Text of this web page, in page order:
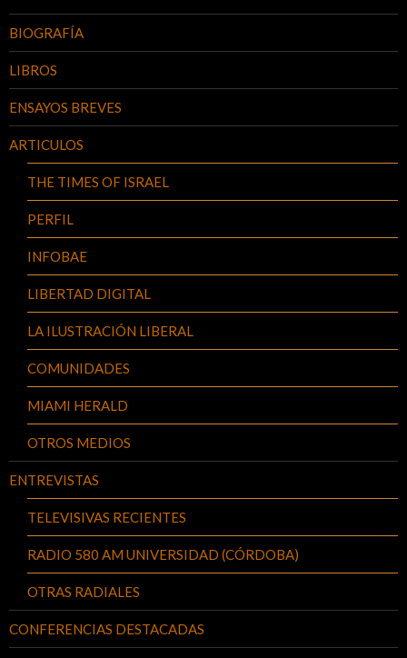
BIOGRAFÍA
LIBROS
ENSAYOS BREVES
ARTICULOS
THE TIMES OF ISRAEL
PERFIL
INFOBAE
LIBERTAD DIGITAL
LA ILUSTRACIÓN LIBERAL
COMUNIDADES
MIAMI HERALD
OTROS MEDIOS
ENTREVISTAS
TELEVISIVAS RECIENTES
RADIO 580 AM UNIVERSIDAD (CÓRDOBA)
OTRAS RADIALES
CONFERENCIAS DESTACADAS